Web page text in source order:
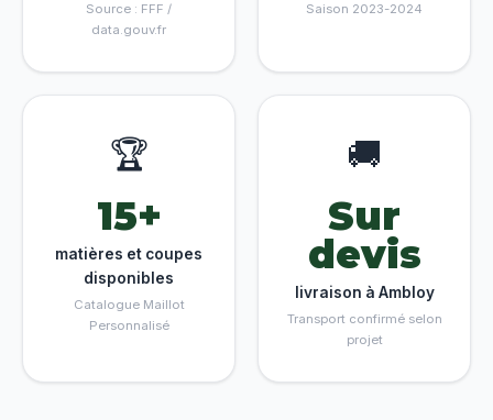
Source : FFF /
data.gouv.fr
Saison 2023-2024
🏆
15+
matières et coupes
disponibles
Catalogue Maillot
Personnalisé
🚚
Sur
devis
livraison à Ambloy
Transport confirmé selon
projet